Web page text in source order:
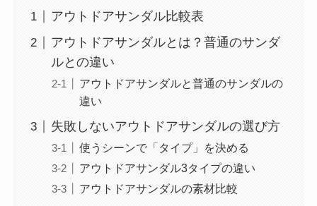
アウトドアサンダル比較表
アウトドアサンダルとは？普通のサンダ
ルとの違い
アウトドアサンダルと普通のサンダルの
違い
失敗しないアウトドアサンダルの選び方
使うシーンで「タイプ」を決める
アウトドアサンダル3タイプの違い
アウトドアサンダルの素材比較